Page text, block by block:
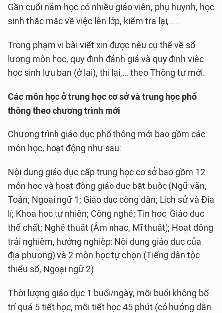
Gần cuối năm học có nhiều giáo viên, phụ huynh, học
sinh thắc mắc về việc lên lớp, kiểm tra lại,....
Trong phạm vi bài viết xin được nêu cụ thể về số
lượng môn học, quy định đánh giá và quy định việc
học sinh lưu ban (ở lại), thi lại,… theo Thông tư mới.
Các môn học ở trung học cơ sở và trung học phổ
thông theo chương trình mới
Chương trình giáo dục phổ thông mới bao gồm các
môn học, hoạt động như sau:
Nội dung giáo dục cấp trung học cơ sở bao gồm 12
môn học và hoạt động giáo dục bắt buộc (Ngữ văn;
Toán; Ngoại ngữ 1; Giáo dục công dân; Lịch sử và Địa
lí; Khoa học tự nhiên; Công nghệ; Tin học; Giáo dục
thể chất; Nghệ thuật (Âm nhạc, Mĩ thuật); Hoạt động
trải nghiệm, hướng nghiệp; Nội dung giáo dục của
địa phương) và 2 môn học tự chọn (Tiếng dân tộc
thiểu số, Ngoại ngữ 2).
Thời lượng giáo dục 1 buổi/ngày, mỗi buổi không bố
trí quá 5 tiết học; mỗi tiết học 45 phút (có hướng dẫn